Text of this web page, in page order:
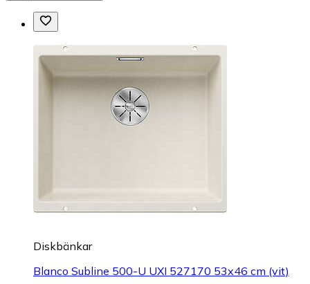
Diskbänkar
Blanco Subline 500-U UXI 527170 53x46 cm (vit)